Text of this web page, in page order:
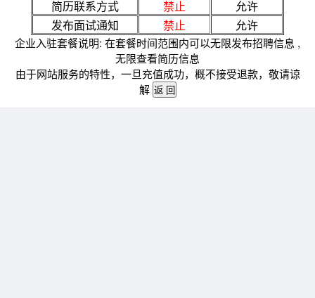
简历联系方式
禁止
允许
发布面试通知
禁止 允许
企业入驻套餐说明: 在套餐时间范围内可以无限发布招聘信息 ,
无限查看简历信息
由于网站服务的特性，一旦充值成功，概不接受退款，敬请谅
解